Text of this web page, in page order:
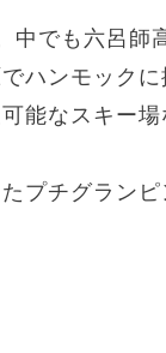
中でも六呂師
ハンモック
能なスキー
プチグラン